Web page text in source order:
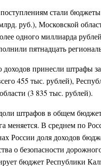
стали
руб.), Московской
одного миллиарда
пятнадцать
доходов принесли штрафы
455 тыс. рублей),
(3 835 тыс. рублей).
штрафов в общем
меняется. В среднем по
России доля доходов
о безопасности
бюджет Республики